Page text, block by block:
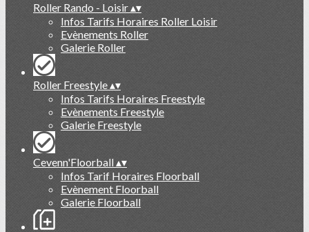
Roller Rando - Loisir▴▾
Infos Tarifs Horaires Roller Loisir
Evènements Roller
Galerie Roller
Roller Freestyle▴▾
Infos Tarifs Horaires Freestyle
Evènements Freestyle
Galerie Freestyle
Cevenn'Floorball▴▾
Infos Tarif Horaires Floorball
Evènement Floorball
Galerie Floorball